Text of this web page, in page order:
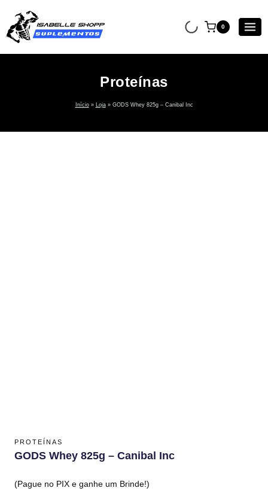
0
Proteínas
Início» Loja» GODS Whey 825g – Canibal Inc
PROTEÍNAS
GODS Whey 825g – Canibal Inc
(Pague no PIX e ganhe um Brinde!)